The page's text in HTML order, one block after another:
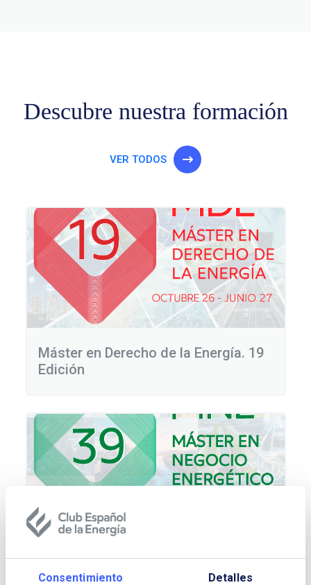
Consentimiento Detalles
Descubre nuestra formación
VER TODOS
Máster en Derecho de la Energía. 19
Edición
Máster en Negocio Energético. 39
Edición